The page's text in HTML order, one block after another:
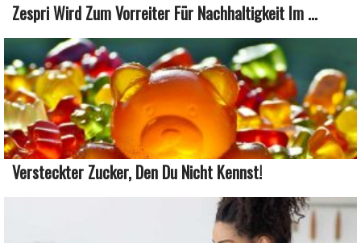
Zespri Wird Zum Vorreiter Für Nachhaltigkeit Im ...
Versteckter Zucker, Den Du Nicht Kennst!